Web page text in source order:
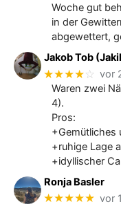
Woche gut
in der
abgewettert,
Jakob Tob
★★★★☆ vor
Waren zwei
4).
Pros:
+Gemütliches
+ruhige Lage
+idyllischer
Ronja Basler
★★★★★ vor